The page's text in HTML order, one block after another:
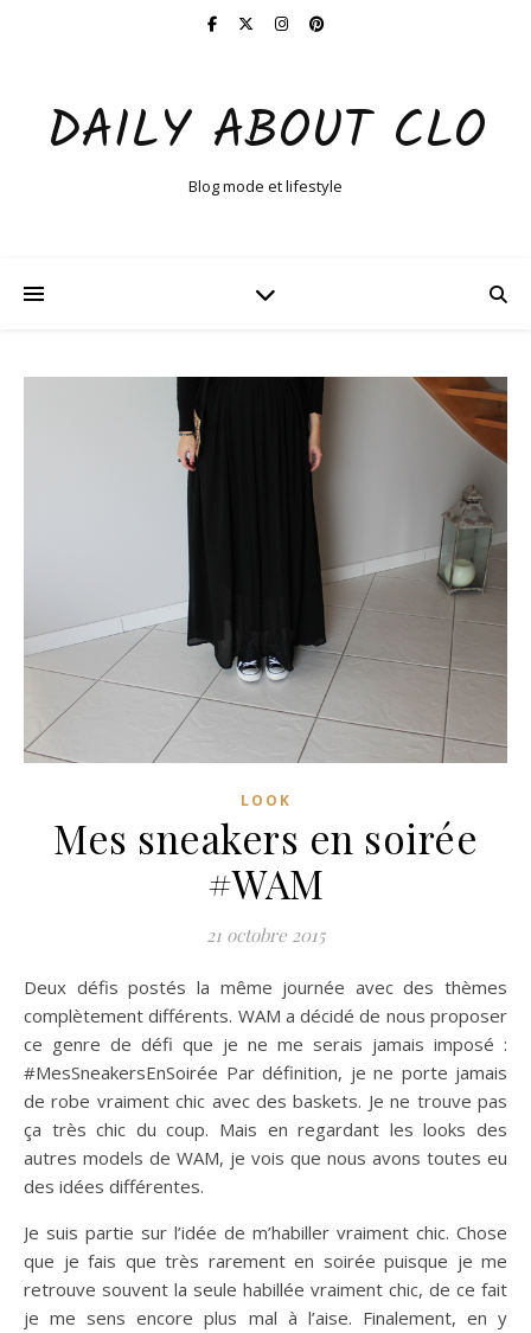
DAILY ABOUT CLO
Blog mode et lifestyle
LOOK
Mes sneakers en soirée
#WAM
21 octobre 2015
Deux défis postés la même journée avec des thèmes
complètement différents. WAM a décidé de nous proposer
ce genre de défi que je ne me serais jamais imposé :
#MesSneakersEnSoirée Par définition, je ne porte jamais
de robe vraiment chic avec des baskets. Je ne trouve pas
ça très chic du coup. Mais en regardant les looks des
autres models de WAM, je vois que nous avons toutes eu
des idées différentes.
Je suis partie sur l’idée de m’habiller vraiment chic. Chose
que je fais que très rarement en soirée puisque je me
retrouve souvent la seule habillée vraiment chic, de ce fait
je me sens encore plus mal à l’aise. Finalement, en y